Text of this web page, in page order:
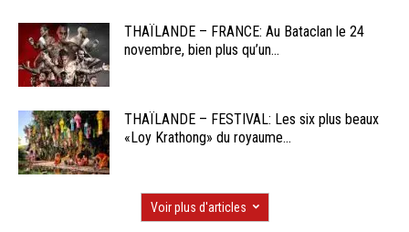
THAÏLANDE – FRANCE: Au Bataclan le 24
novembre, bien plus qu’un...
THAÏLANDE – FESTIVAL: Les six plus beaux
«Loy Krathong» du royaume...
Voir plus d'articles